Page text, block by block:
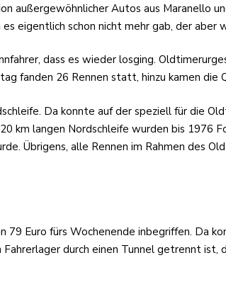
außergewöhnlicher Autos aus Maranello
eigentlich schon nicht mehr gab, der aber
dass es wieder losging.
fanden 26 Rennen statt, hinzu kamen die
Da konnte auf der speziell für die
km langen Nordschleife wurden bis 1976
Übrigens, alle Rennen im Rahmen des
Euro fürs Wochenende inbegriffen. Da
durch einen Tunnel getrennt